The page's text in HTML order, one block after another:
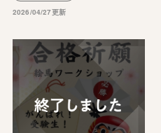
2026/04/27更新